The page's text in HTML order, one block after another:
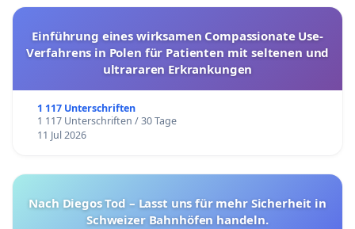
Einführung eines wirksamen Compassionate Use-
Verfahrens in Polen für Patienten mit seltenen und
ultrararen Erkrankungen
1 117 Unterschriften
1 117 Unterschriften / 30 Tage
11 Jul 2026
Nach Diegos Tod – Lasst uns für mehr Sicherheit in
Schweizer Bahnhöfen handeln.